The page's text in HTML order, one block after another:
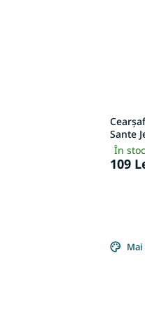
Sante
În
109